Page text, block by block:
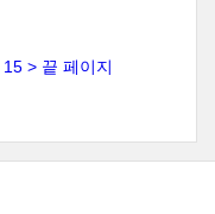
15 > 끝 페이지